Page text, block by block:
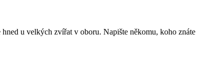
u velkých zvířat v oboru. Napište někomu, koho znáte